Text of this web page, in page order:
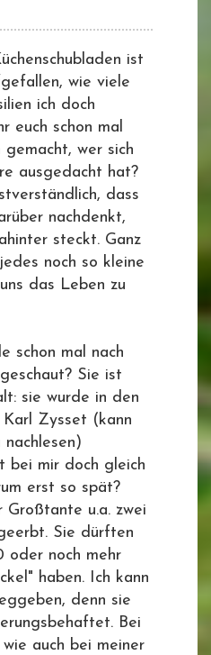
ist
wie viele
ich doch
euch schon mal
wer sich
ausgedacht hat?
dass
nachdenkt,
steckt. Ganz
noch so kleine
das Leben zu
schon mal nach
Sie ist
sie wurde in den
Karl Zysset (kann
bei mir doch gleich
erst so spät?
Großtante u.a. zwei
Sie dürften
oder noch mehr
haben. Ich kann
denn sie
Bei
auch bei meiner